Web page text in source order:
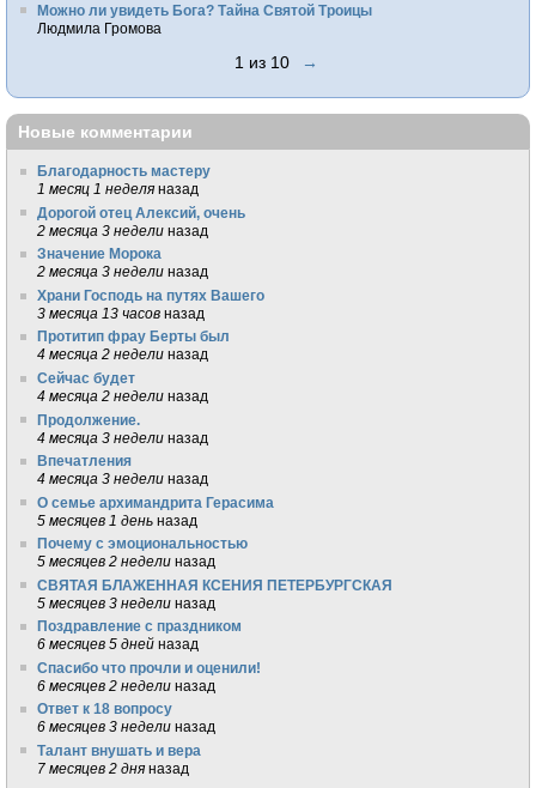
Можно ли увидеть Бога? Тайна Святой Троицы
Людмила Громова
1 из 10 →
Новые комментарии
Благодарность мастеру
1 месяц 1 неделя назад
Дорогой отец Алексий, очень
2 месяца 3 недели назад
Значение Морока
2 месяца 3 недели назад
Храни Господь на путях Вашего
3 месяца 13 часов назад
Протитип фрау Берты был
4 месяца 2 недели назад
Сейчас будет
4 месяца 2 недели назад
Продолжение.
4 месяца 3 недели назад
Впечатления
4 месяца 3 недели назад
О семье архимандрита Герасима
5 месяцев 1 день назад
Почему с эмоциональностью
5 месяцев 2 недели назад
СВЯТАЯ БЛАЖЕННАЯ КСЕНИЯ ПЕТЕРБУРГСКАЯ
5 месяцев 3 недели назад
Поздравление с праздником
6 месяцев 5 дней назад
Спасибо что прочли и оценили!
6 месяцев 2 недели назад
Ответ к 18 вопросу
6 месяцев 3 недели назад
Талант внушать и вера
7 месяцев 2 дня назад